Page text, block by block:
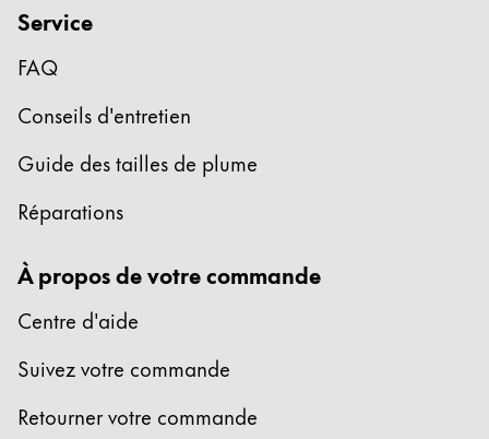
Service
FAQ
Conseils d'entretien
Guide des tailles de plume
Réparations
À propos de votre commande
Centre d'aide
Suivez votre commande
Retourner votre commande